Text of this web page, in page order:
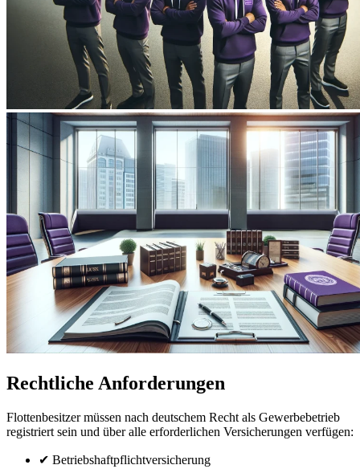
Rechtliche Anforderungen
Flottenbesitzer müssen nach deutschem Recht als Gewerbebetrieb
registriert sein und über alle erforderlichen Versicherungen verfügen:
✔ Betriebshaftpflichtversicherung